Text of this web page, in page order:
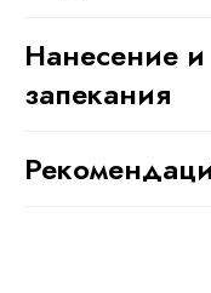
Нанесение
запекания